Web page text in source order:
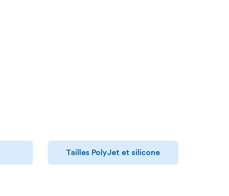
Tailles PolyJet et silicone